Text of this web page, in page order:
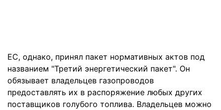
ЕС, однако, принял пакет нормативных актов под
названием "Третий энергетический пакет". Он
обязывает владельцев газопроводов
предоставлять их в распоряжение любых других
поставщиков голубого топлива. Владельцев можно